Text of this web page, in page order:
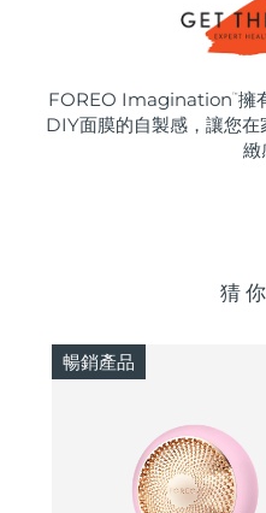
FOREO Imagination ™ 擁
DIY面膜的自製感，讓您
緻
猜
暢銷產品